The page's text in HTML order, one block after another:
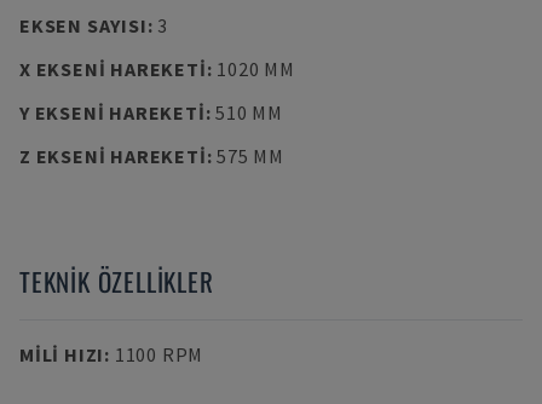
EKSEN SAYISI: 3
X EKSENI HAREKETI: 1020 MM
Y EKSENI HAREKETI:510 MM
Z EKSENI HAREKETI:575 MM
TEKNIK ÖZELLIKLER
MILI HIZI: 1100 RPM